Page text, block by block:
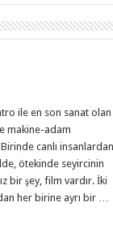
ile en son sanat olan
makine-adam
canlı insanlardan
ötekinde seyircinin
bir şey, film vardır. İki
her birine ayrı bir …